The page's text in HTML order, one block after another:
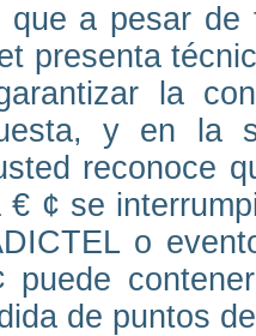
que a pesar
presenta
la
y en la
reconoce
€ ¢ se
o
puede
de puntos